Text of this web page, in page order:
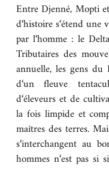
Entre Djenné, Mopti
d‘histoire s‘étend une
par l‘homme : le
Tributaires des
annuelle, les gens
d‘un fleuve
d‘éleveurs et de
la fois limpide et
maîtres des terres.
s‘interchangent au
hommes n‘est pas si